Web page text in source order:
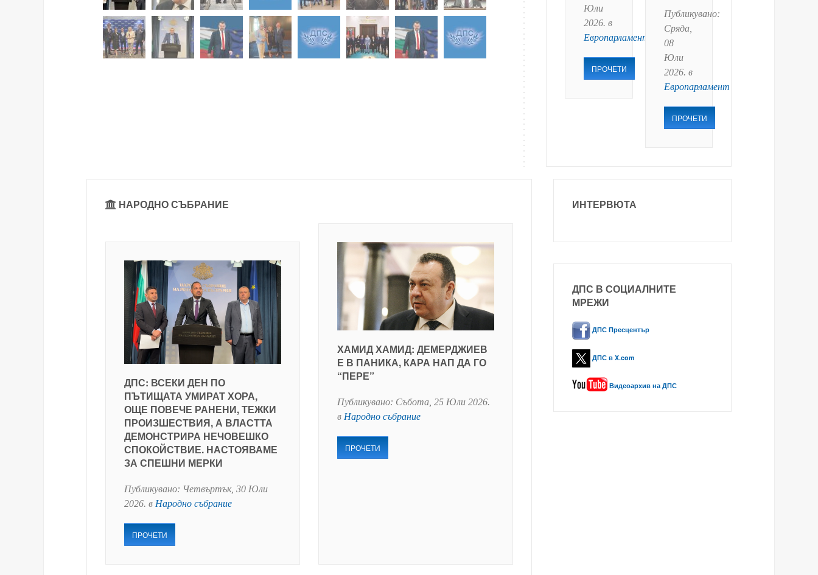
Юли
2026. в
Европарламент
ПРОЧЕТИ
Публикувано:
Сряда,
08
Юли
2026. в
Европарламент
ПРОЧЕТИ
НАРОДНО СЪБРАНИЕ
ДПС: ВСЕКИ ДЕН ПО
ПЪТИЩАТА УМИРАТ ХОРА,
ОЩЕ ПОВЕЧЕ РАНЕНИ, ТЕЖКИ
ПРОИЗШЕСТВИЯ, А ВЛАСТТА
ДЕМОНСТРИРА НЕЧОВЕШКО
СПОКОЙСТВИЕ. НАСТОЯВАМЕ
ЗА СПЕШНИ МЕРКИ
Публикувано: Четвъртък, 30 Юли
2026. в Народно събрание
ПРОЧЕТИ
ХАМИД ХАМИД: ДЕМЕРДЖИЕВ
Е В ПАНИКА, КАРА НАП ДА ГО
“ПЕРЕ”
Публикувано: Събота, 25 Юли 2026.
в Народно събрание
ПРОЧЕТИ
ИНТЕРВЮТА
ДПС В СОЦИАЛНИТЕ
МРЕЖИ
ДПС Пресцентър
ДПС в X.com
Видеоархив на ДПС